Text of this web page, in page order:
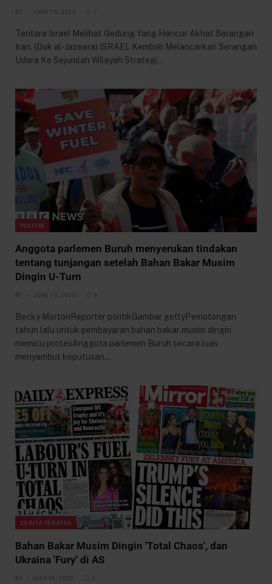
BY JUNE 16, 2025 7
Tentara Israel Melihat Gedung Yang Hancur Akhat Serangan
Iran. (Dok al-Jazeera) ISRAEL Kembali Melancarkan Serangan
Udara Ke Sejumlah Wilayah Strategi…
POLITIK
Anggota parlemen Buruh menyerukan tindakan
tentang tunjangan setelah Bahan Bakar Musim
Dingin U-Turn
BY JUNE 10, 2025 6
Becky MortonReporter politikGambar gettyPemotongan
tahun lalu untuk pembayaran bahan bakar musim dingin
memicu protesAnggota parlemen Buruh secara luas
menyambut keputusan…
CERITA TERATAS
Bahan Bakar Musim Dingin 'Total Chaos', dan
Ukraina 'Fury' di AS
BY MAY 26, 2025 2